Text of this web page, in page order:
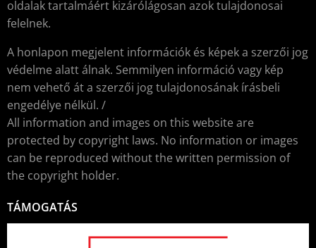
oldalak tartalmáért kizárólágosan azok tulajdonosai
felelnek.
A honlapon megjelent információk és képek a szerzői jog
védelme alatt álnak. Semmilyen információ vagy kép
nem vehető át a szerzői jog tulajdonosának írásbeli
engedélye nélkül. /
All information and images on this website are
protected by copyright laws. No information or images
can be reproduced without the written permission of
the copyright holder.
TÁMOGATÁS